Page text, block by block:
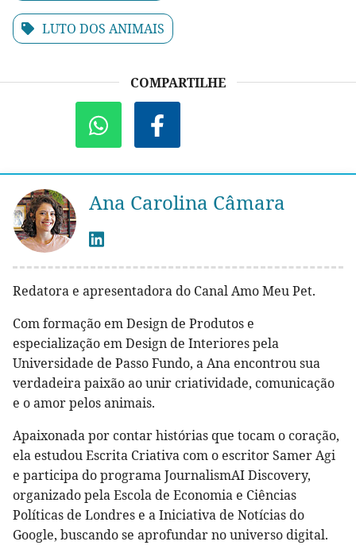
LUTO DOS ANIMAIS
COMPARTILHE
Ana Carolina Câmara
Redatora e apresentadora do Canal Amo Meu Pet.
Com formação em Design de Produtos e
especialização em Design de Interiores pela
Universidade de Passo Fundo, a Ana encontrou sua
verdadeira paixão ao unir criatividade, comunicação
e o amor pelos animais.
Apaixonada por contar histórias que tocam o coração,
ela estudou Escrita Criativa com o escritor Samer Agi
e participa do programa JournalismAI Discovery,
organizado pela Escola de Economia e Ciências
Políticas de Londres e a Iniciativa de Notícias do
Google, buscando se aprofundar no universo digital.